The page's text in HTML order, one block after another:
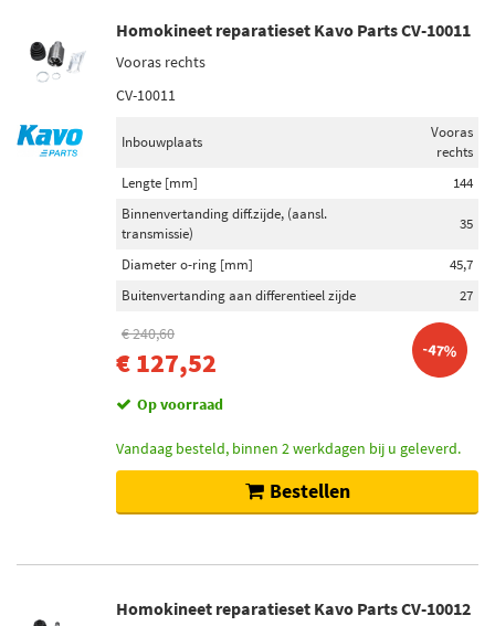
Homokineet reparatieset Kavo Parts CV-10011
Vooras rechts
CV-10011
Inbouwplaats
Vooras
rechts
Lengte [mm]
144
Binnenvertanding diff.zijde, (aansl.
transmissie)
35
Diameter o-ring [mm]
45,7
Buitenvertanding aan differentieel zijde
27
€ 240,60
€ 127,52 -47%
Op voorraad
Vandaag besteld, binnen 2 werkdagen bij u geleverd.
Bestellen
Homokineet reparatieset Kavo Parts CV-10012